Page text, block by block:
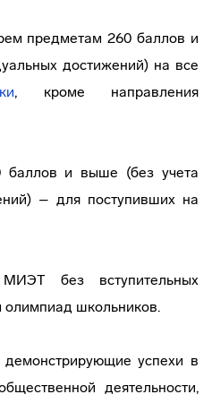
предметам 260 баллов и
достижений) на все
, кроме направления
баллов и выше (без учета
– для поступивших на
без вступительных
олимпиад школьников.
успехи в
деятельности,